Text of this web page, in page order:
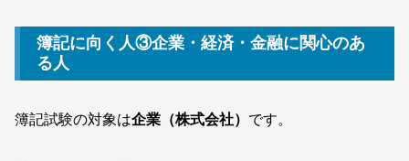
簿記に向く人③企業・経済・金融に関心のあ
る人
簿記試験の対象は企業（株式会社） です。